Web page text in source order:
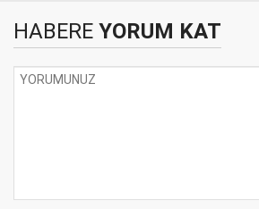
HABERE YORUM KAT